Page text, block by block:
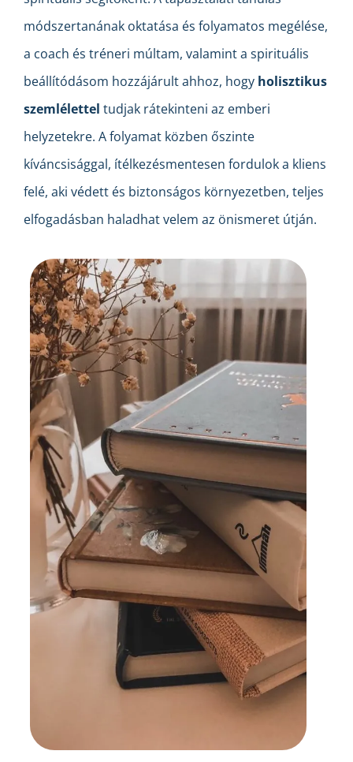
módszertanának oktatása és folyamatos megélése,
a coach és tréneri múltam, valamint a spirituális
beállítódásom hozzájárult ahhoz, hogy holisztikus
szemlélettel tudjak rátekinteni az emberi
helyzetekre. A folyamat közben őszinte
kíváncsisággal, ítélkezésmentesen fordulok a kliens
felé, aki védett és biztonságos környezetben, teljes
elfogadásban haladhat velem az önismeret útján.